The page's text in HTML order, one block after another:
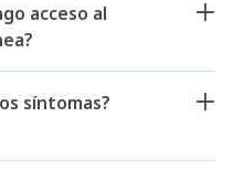
acceso al
síntomas?